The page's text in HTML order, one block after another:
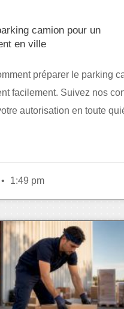
camion pour un
en ville
préparer le parking
facilement. Suivez nos
autorisation en toute
1:49 pm